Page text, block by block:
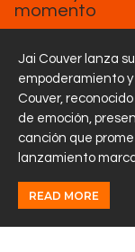
Sobre
momento
Jai Couver lanza
empoderamiento
Couver,
de emoción,
canción que
lanzamiento
READ MORE